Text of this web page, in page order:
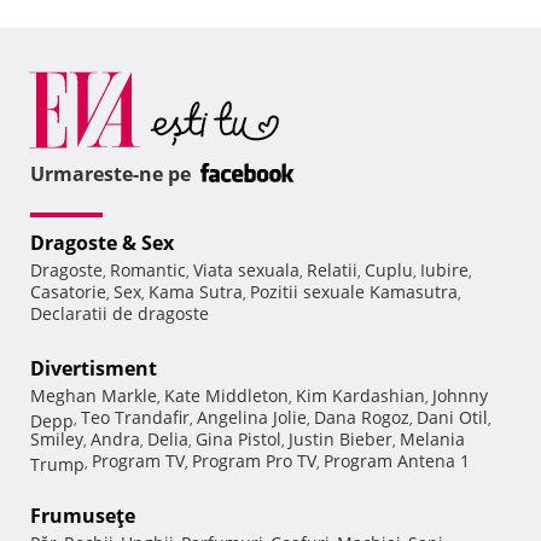
Urmareste-ne pe
Dragoste & Sex
Dragoste, Romantic, Viata sexuala, Relatii, Cuplu, Iubire,
Casatorie, Sex, Kama Sutra, Pozitii sexuale Kamasutra,
Declaratii de dragoste
Divertisment
Meghan Markle, Kate Middleton, Kim Kardashian, Johnny
Depp, Teo Trandafir, Angelina Jolie, Dana Rogoz, Dani Otil,
Smiley, Andra, Delia, Gina Pistol, Justin Bieber, Melania
Trump, Program TV, Program Pro TV, Program Antena 1
Frumuseţe